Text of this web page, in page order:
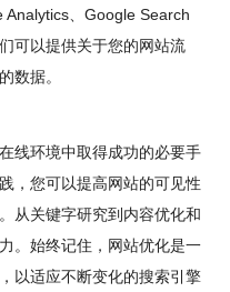
Analytics、Google Search
可以提供关于您的网站流
数据。
线环境中取得成功的必要手
，您可以提高网站的可见性
从关键字研究到内容优化和
。始终记住，网站优化是一
以适应不断变化的搜索引擎